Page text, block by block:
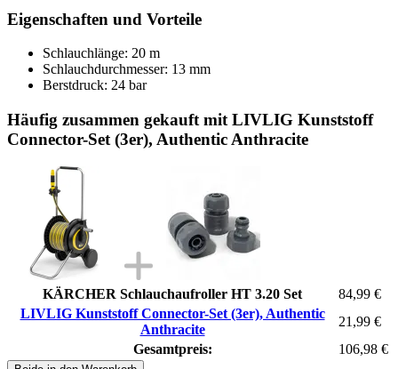
Eigenschaften und Vorteile
Schlauchlänge: 20 m
Schlauchdurchmesser: 13 mm
Berstdruck: 24 bar
Häufig zusammen gekauft mit LIVLIG Kunststoff
Connector-Set (3er), Authentic Anthracite
KÄRCHER Schlauchaufroller HT 3.20 Set
84,99 €
LIVLIG Kunststoff Connector-Set (3er), Authentic
Anthracite
21,99 €
Gesamtpreis:
106,98 €